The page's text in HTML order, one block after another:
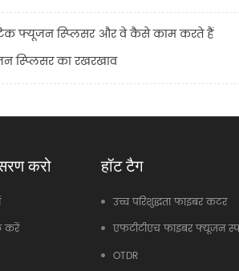
फ्यूजन स्प्लिसर और वे कैसे काम करते हैं
स्प्लिसर का रखरखाव
करो
करें
हॉट टैग
उच्च परिशुद्धता फाइबर कटर
एफटीटीएच फाइबर फ्यूजन
OTDR